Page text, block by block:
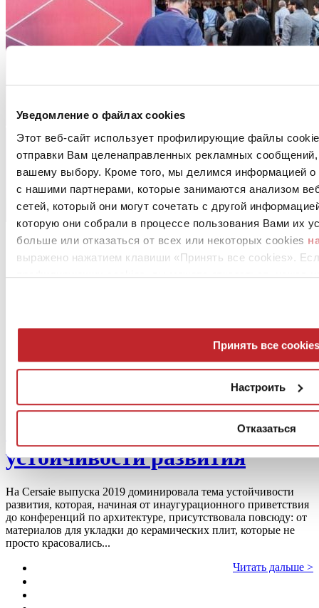
Уведомление о файлах cookies
Этот веб-сайт использует профилирующие файлы
отправки Вам целенаправленных рекламных
вашему выбору. Кроме того, мы делимся информацией
с нашими партнерами, которые занимаются анализом
сетей, который они могут сочетать с другой
которую они собрали в процессе пользования Вами их
больше или отказаться от всех или некоторых cookies
выражено нажатием клавиши «Принять все cookies».
профилирующих cookies, вы можете отказаться, нажав
Принять все cookies
Настроить
Отказаться
Проектировщики
устойчивости развития
На Cersaie выпуска 2019 доминировала тема устойчивости
развития, которая, начиная от инаугурационного приветствия
до конференций по архитектуре, присутствовала повсюду: от
материалов для укладки до керамических плит, которые не
просто красовались...
Читать дальше >